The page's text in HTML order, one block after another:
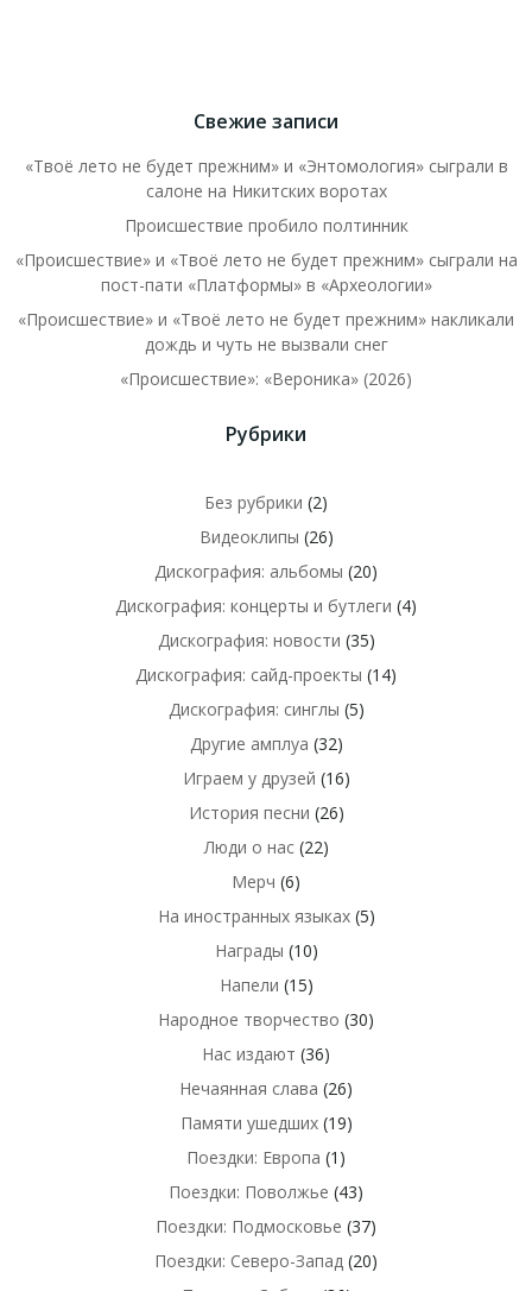
Свежие записи
«Твоё лето не будет прежним» и «Энтомология» сыграли в
салоне на Никитских воротах
Происшествие пробило полтинник
«Происшествие» и «Твоё лето не будет прежним» сыграли на
пост-пати «Платформы» в «Археологии»
«Происшествие» и «Твоё лето не будет прежним» накликали
дождь и чуть не вызвали снег
«Происшествие»: «Вероника» (2026)
Рубрики
Без рубрики (2)
Видеоклипы (26)
Дискография: альбомы (20)
Дискография: концерты и бутлеги (4)
Дискография: новости (35)
Дискография: сайд-проекты (14)
Дискография: синглы (5)
Другие амплуа (32)
Играем у друзей (16)
История песни (26)
Люди о нас(22)
Мерч (6)
На иностранных языках(5)
Награды (10)
Напели (15)
Народное творчество (30)
Нас издают (36)
Нечаянная слава (26)
Памяти ушедших(19)
Поездки: Европа (1)
Поездки: Поволжье (43)
Поездки: Подмосковье (37)
Поездки: Северо-Запад (20)